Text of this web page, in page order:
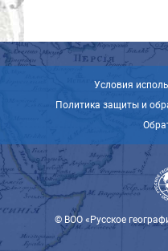
Условия
Политика защиты и
© ВОО «Русское